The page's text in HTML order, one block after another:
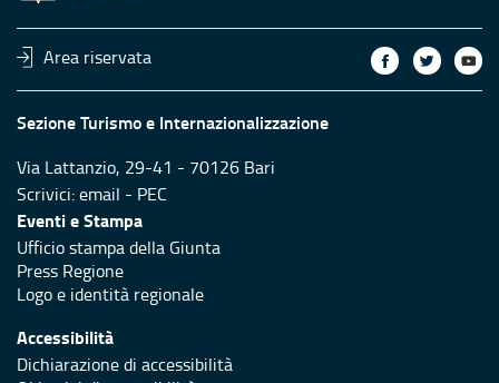
Area riservata
Sezione Turismo e Internazionalizzazione
Via Lattanzio, 29-41 - 70126 Bari
Scrivici:email - PEC
Eventi e Stampa
Ufficio stampa della Giunta
Press Regione
Logo e identità regionale
Accessibilità
Dichiarazione di accessibilità